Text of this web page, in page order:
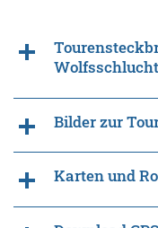
Wolfsschlucht
Bilder zur
Karten und